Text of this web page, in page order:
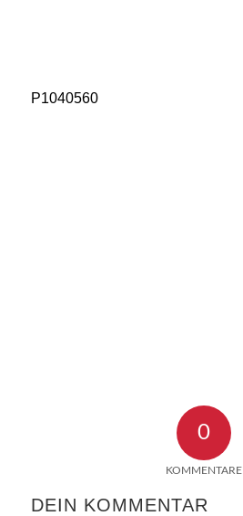
P1040560
0
KOMMENTARE
DEIN KOMMENTAR